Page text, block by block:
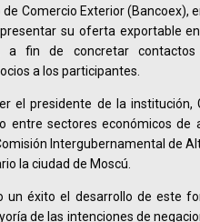
Comercio Exterior (Bancoex),
su oferta exportable
a fin de concretar
a los participantes.
el presidente de la institución,
entre sectores económicos de
Intergubernamental de
la ciudad de Moscú.
un éxito el desarrollo de este
de las intenciones de